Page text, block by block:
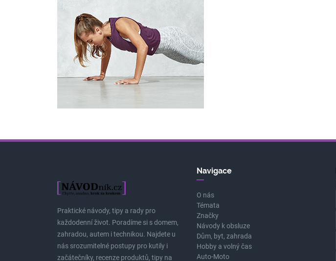
Praktické návody, tipy a rady pro
každodenní život. Poradíme si s domem,
zahradou, autem i technikou. Najdete u
nás srozumitelné postupy pro kutily i
začátečníky, recenze produktů, tipy na
Navigace
O nás
Témata
Značky
Návody k obsluze
Dům, byt, zahrada
Hobby a volný čas
Auto-Moto